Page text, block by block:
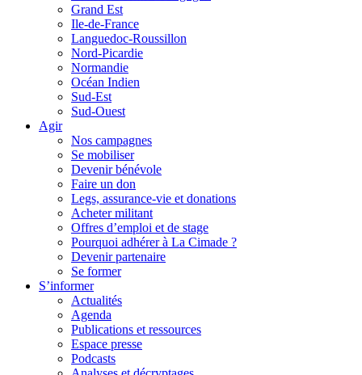
Grand Est
Ile-de-France
Languedoc-Roussillon
Nord-Picardie
Normandie
Océan Indien
Sud-Est
Sud-Ouest
Agir
Nos campagnes
Se mobiliser
Devenir bénévole
Faire un don
Legs, assurance-vie et donations
Acheter militant
Offres d’emploi et de stage
Pourquoi adhérer à La Cimade ?
Devenir partenaire
Se former
S’informer
Actualités
Agenda
Publications et ressources
Espace presse
Podcasts